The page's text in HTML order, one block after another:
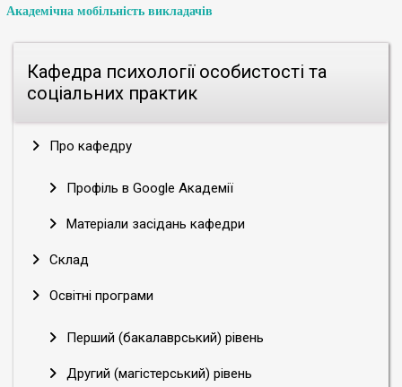
Кафедра психології особистості та
соціальних практик
Про кафедру
Профіль в Google Академії
Матеріали засідань кафедри
Склад
Освітні програми
Перший (бакалаврський) рівень
Другий (магістерський) рівень
Академічна мобільність викладачів